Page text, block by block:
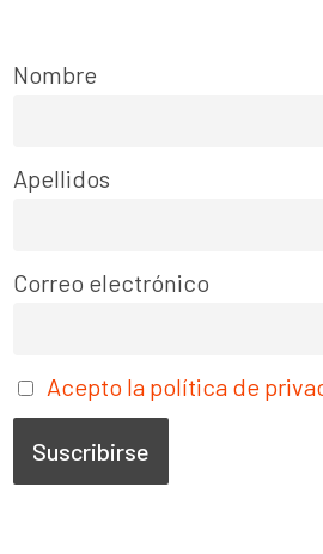
Nombre
Apellidos
Correo electrónico
Acepto la política de